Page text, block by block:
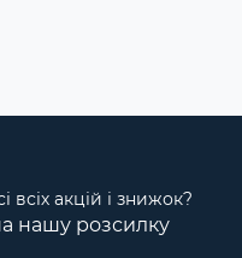
всіх акцій і знижок?
нашу розсилку